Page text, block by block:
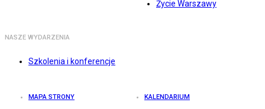
Życie Warszawy
NASZE WYDARZENIA
Szkolenia i konferencje
MAPA STRONY KALENDARIUM